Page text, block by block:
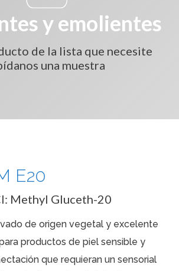
y emolientes
de la lista que necesite
una muestra
E20
Methyl Gluceth-20
de origen vegetal y excelente
productos de piel sensible y
que requieran un sensorial